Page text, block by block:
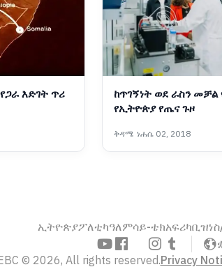
እድገት ጥሪ
ከጥገኝነት ወደ ራስን መቻል
የኢትዮጵያ የጤና ጉዞ
ቅዳሜ ነሐሴ 02, 2018
ኢትዮጵያፖለቲካዓለምሳይ-ቴክአፍሪካ
© 2026, All rights reserved.Privacy